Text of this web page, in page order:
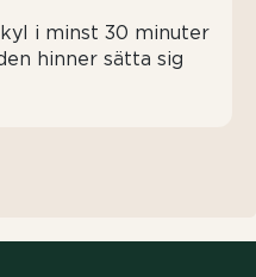
i minst 30 minuter
hinner sätta sig